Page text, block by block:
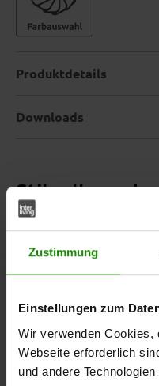
Zustimmung
Einstellungen zum
Wir verwenden Cookies,
Webseite erforderlich
und andere
Stilvoll,
Couchtisch
Couchtisch
6227 vereint edles
Verarbeitung und
Keramikplatte in
dem Tisch eine
Produktdetails
Downloads